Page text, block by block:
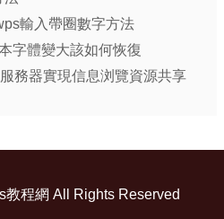
輸入帶圈數字方法
字體變大該如何恢復
務器實現信息浏覽資源共享
教程網 All Rights Reserved